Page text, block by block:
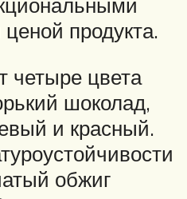
продукта.
четыре цвета
шоколад,
и красный.
обжиг